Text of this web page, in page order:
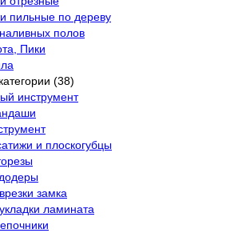
пильные по дереву
полов
Пики
(38)
инструмент
и плоскогубцы
замка
ламината